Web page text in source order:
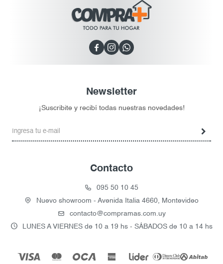
  
Contacto
095 50 10 45
Nuevo showroom - Avenida Italia 4660, Montevideo
contacto@compramas.com.uy
LUNES A VIERNES de 10 a 19 hs - SÁBADOS de 10 a 14 hs
Newsletter
¡Suscribite y recibí todas nuestras novedades!